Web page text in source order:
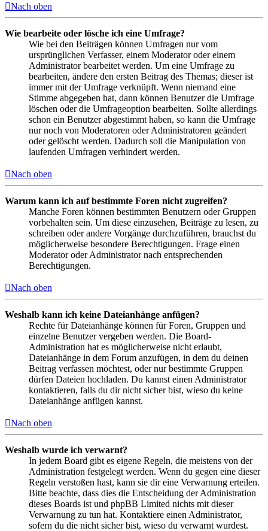
Nach oben
Wie bearbeite oder lösche ich eine Umfrage?
Wie bei den Beiträgen können Umfragen nur vom
ursprünglichen Verfasser, einem Moderator oder einem
Administrator bearbeitet werden. Um eine Umfrage zu
bearbeiten, ändere den ersten Beitrag des Themas; dieser ist
immer mit der Umfrage verknüpft. Wenn niemand eine
Stimme abgegeben hat, dann können Benutzer die Umfrage
löschen oder die Umfrageoption bearbeiten. Sollte allerdings
schon ein Benutzer abgestimmt haben, so kann die Umfrage
nur noch von Moderatoren oder Administratoren geändert
oder gelöscht werden. Dadurch soll die Manipulation von
laufenden Umfragen verhindert werden.
Nach oben
Warum kann ich auf bestimmte Foren nicht zugreifen?
Manche Foren können bestimmten Benutzern oder Gruppen
vorbehalten sein. Um diese einzusehen, Beiträge zu lesen, zu
schreiben oder andere Vorgänge durchzuführen, brauchst du
möglicherweise besondere Berechtigungen. Frage einen
Moderator oder Administrator nach entsprechenden
Berechtigungen.
Nach oben
Weshalb kann ich keine Dateianhänge anfügen?
Rechte für Dateianhänge können für Foren, Gruppen und
einzelne Benutzer vergeben werden. Die Board-
Administration hat es möglicherweise nicht erlaubt,
Dateianhänge in dem Forum anzufügen, in dem du deinen
Beitrag verfassen möchtest, oder nur bestimmte Gruppen
dürfen Dateien hochladen. Du kannst einen Administrator
kontaktieren, falls du dir nicht sicher bist, wieso du keine
Dateianhänge anfügen kannst.
Nach oben
Weshalb wurde ich verwarnt?
In jedem Board gibt es eigene Regeln, die meistens von der
Administration festgelegt werden. Wenn du gegen eine dieser
Regeln verstoßen hast, kann sie dir eine Verwarnung erteilen.
Bitte beachte, dass dies die Entscheidung der Administration
dieses Boards ist und phpBB Limited nichts mit dieser
Verwarnung zu tun hat. Kontaktiere einen Administrator,
sofern du die nicht sicher bist, wieso du verwarnt wurdest.